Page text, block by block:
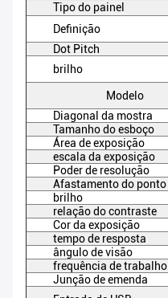
Tipo do painel
Definição
Dot Pitch
brilho
Modelo
Diagonal da mostra
Tamanho do esboço
Área de exposição
escala da exposição
Poder de resolução
Afastamento do ponto
brilho
relação do contraste
Cor da exposição
tempo de resposta
ângulo de visão
frequência de trabalho
Junção de emenda